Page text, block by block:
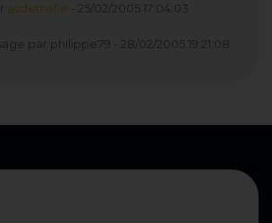
asdetrefle - 25/02/2005 17:04:03
par philippe79 - 28/02/2005 19:21:08